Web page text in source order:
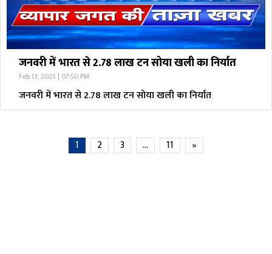
जनवरी में भारत से 2.78 लाख टन सोया खली का निर्यात
Feb 13, 2025 | 07:50 PM
जनवरी में भारत से 2.78 लाख टन सोया खली का निर्यात
1 2 3 … 11 »